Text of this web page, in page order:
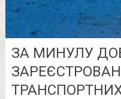
ЗА МИНУЛУ